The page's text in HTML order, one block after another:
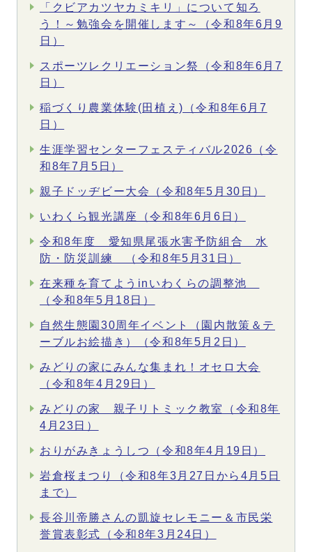
「クビアカツヤカミキリ」について知ろ
う！～勉強会を開催します～（令和8年6月9
日）
スポーツレクリエーション祭（令和8年6月7
日）
稲づくり農業体験(田植え)（令和8年6月7
日）
生涯学習センターフェスティバル2026（令
和8年7月5日）
親子ドッヂビー大会（令和8年5月30日）
いわくら観光講座（令和8年6月6日）
令和8年度 愛知県尾張水害予防組合 水
防・防災訓練 （令和8年5月31日）
在来種を育てようinいわくらの調整池
（令和8年5月18日）
自然生態園30周年イベント（園内散策＆テ
ーブルお絵描き）（令和8年5月2日）
みどりの家にみんな集まれ！オセロ大会
（令和8年4月29日）
みどりの家 親子リトミック教室（令和8年
4月23日）
おりがみきょうしつ（令和8年4月19日）
岩倉桜まつり（令和8年3月27日から4月5日
まで）
長谷川帝勝さんの凱旋セレモニー＆市民栄
誉賞表彰式（令和8年3月24日）